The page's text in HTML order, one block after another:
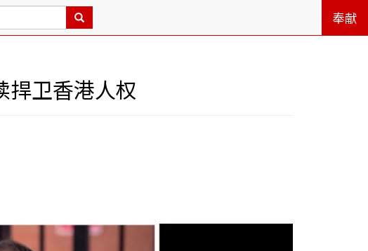
奉献
卫香港人权